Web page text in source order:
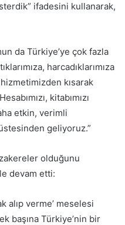
ifadesini kullanarak,
da Türkiye’ye çok fazla
harcadıklarımıza
kısarak
kitabımızı
etkin, verimli
geliyoruz.”
olduğunu
devam etti:
alıp verme’ meselesi
başına Türkiye’nin bir